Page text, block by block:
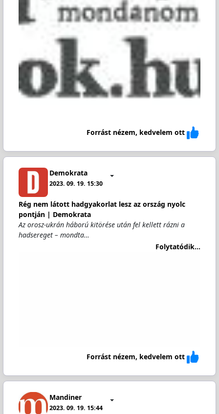
Forrást nézem, kedvelem ott
Demokrata
2023. 09. 19. 15:30
Rég nem látott hadgyakorlat lesz az ország nyolc
pontján | Demokrata
Az orosz-ukrán háború kitörése után fel kellett rázni a
hadsereget – mondta…
Folytatódik...
Forrást nézem, kedvelem ott
Mandiner
2023. 09. 19. 15:44